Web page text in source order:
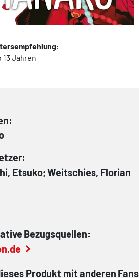
13 Jahren
Etsuko; Weitschies, Florian
Bezugsquellen:
Produkt mit anderen Fans